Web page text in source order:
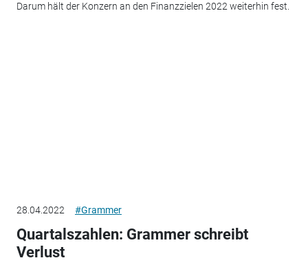
Darum hält der Konzern an den Finanzzielen 2022 weiterhin fest.
28.04.2022 #Grammer
Quartalszahlen: Grammer schreibt
Verlust